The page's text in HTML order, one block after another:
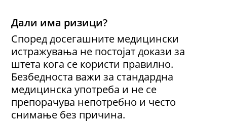
Дали има ризици?
Според досегашните медицински
истражувања не постојат докази за
штета кога се користи правилно.
Безбедноста важи за стандардна
медицинска употреба и не се
препорачува непотребно и често
снимање без причина.